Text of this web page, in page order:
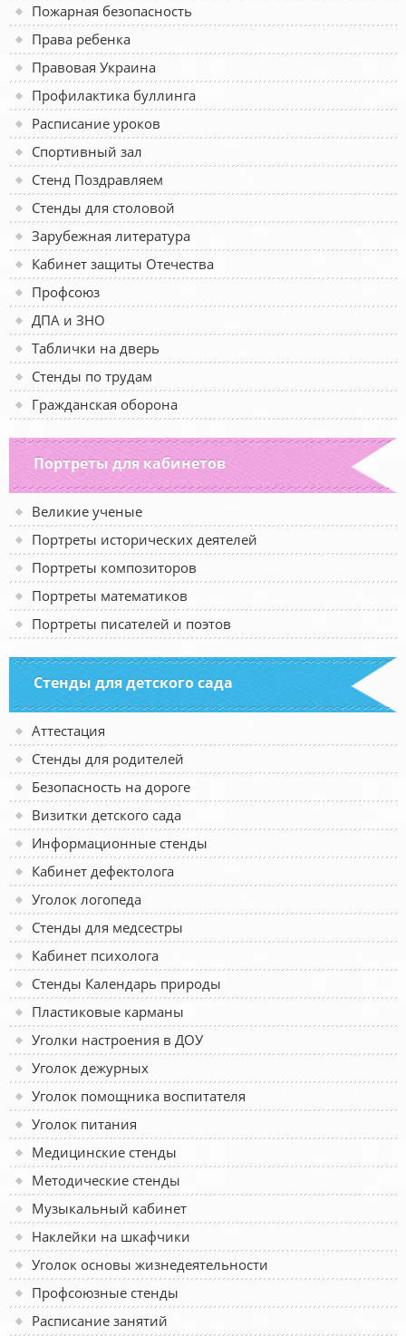
Пожарная безопасность
Права ребенка
Правовая Украина
Профилактика буллинга
Расписание уроков
Спортивный зал
Стенд Поздравляем
Стенды для столовой
Зарубежная литература
Кабинет защиты Отечества
Профсоюз
ДПА и ЗНО
Таблички на дверь
Стенды по трудам
Гражданская оборона
Портреты для кабинетов
Великие ученые
Портреты исторических деятелей
Портреты композиторов
Портреты математиков
Портреты писателей и поэтов
Стенды для детского сада
Аттестация
Стенды для родителей
Безопасность на дороге
Визитки детского сада
Информационные стенды
Кабинет дефектолога
Уголок логопеда
Стенды для медсестры
Кабинет психолога
Стенды Календарь природы
Пластиковые карманы
Уголки настроения в ДОУ
Уголок дежурных
Уголок помощника воспитателя
Уголок питания
Медицинские стенды
Методические стенды
Музыкальный кабинет
Наклейки на шкафчики
Уголок основы жизнедеятельности
Профсоюзные стенды
Расписание занятий